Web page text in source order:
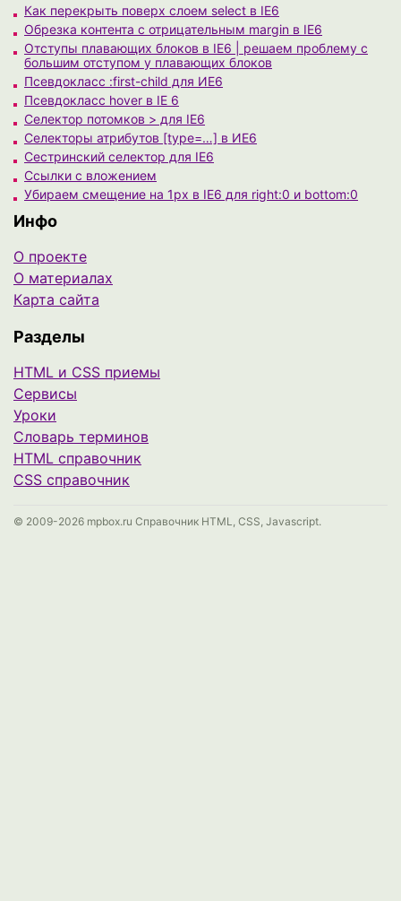
Как перекрыть поверх слоем select в IE6
Обрезка контента c отрицательным margin в IE6
Отступы плавающих блоков в IE6 | решаем проблему с
большим отступом у плавающих блоков
Псевдокласс :first-child для ИЕ6
Псевдокласс hover в IE 6
Селектор потомков > для IE6
Селекторы атрибутов [type=…] в ИЕ6
Сестринский селектор для IE6
Ссылки с вложением
Убираем смещение на 1px в IE6 для right:0 и bottom:0
Инфо
О проекте
О материалах
Карта сайта
Разделы
HTML и CSS приемы
Сервисы
Уроки
Cловарь терминов
HTML справочник
CSS справочник
© 2009-2026 mpbox.ru Справочник HTML, CSS, Javascript.